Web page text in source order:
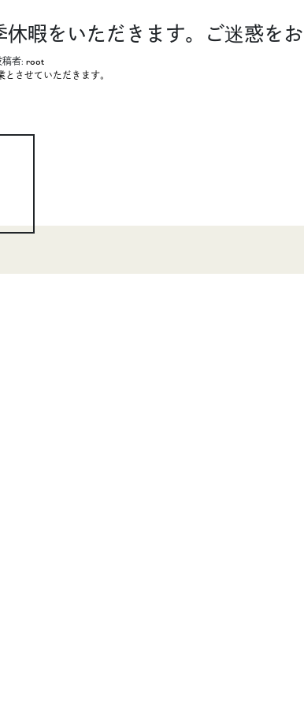
暇をいただきます。ご迷惑を
稿者: root
させていただきます。